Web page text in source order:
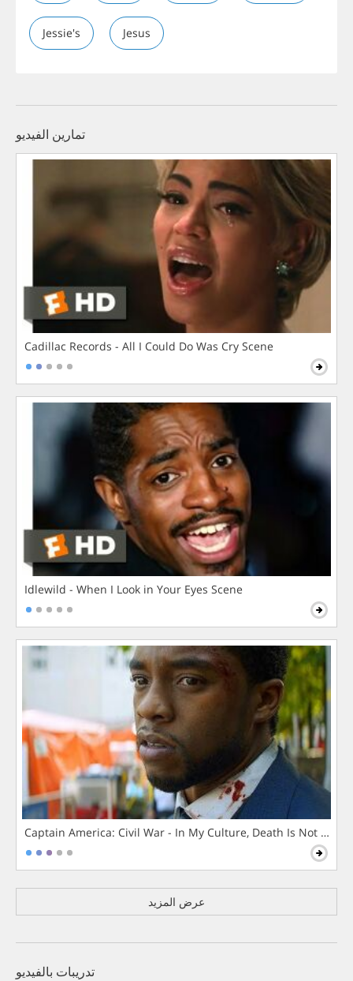
Jessie's Jesus
تمارين الفيديو
Cadillac Records - All I Could Do Was Cry Scene
Idlewild - When I Look in Your Eyes Scene
Captain America: Civil War - In My Culture, Death Is Not The
عرض المزيد
تدريبات بالفيديو